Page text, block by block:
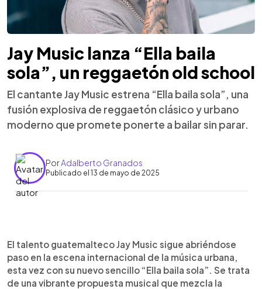
Jay Music lanza “Ella baila
sola”, un reggaetón old school
El cantante Jay Music estrena “Ella baila sola”, una
fusión explosiva de reggaetón clásico y urbano
moderno que promete ponerte a bailar sin parar.
PorAdalberto Granados
Publicado el 13 de mayo de 2025
Escuchar artículo
El talento guatemalteco Jay Music sigue abriéndose
paso en la escena internacional de la música urbana,
esta vez con su nuevo sencillo “Ella baila sola”. Se trata
de una vibrante propuesta musical que mezcla la